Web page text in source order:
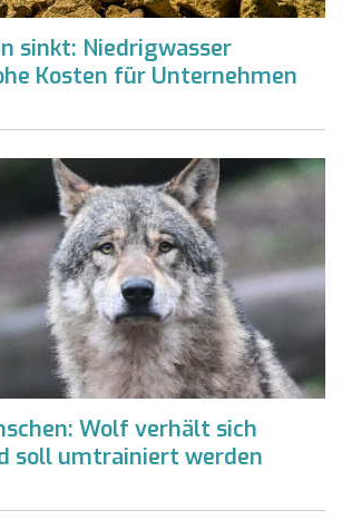
sinkt: Niedrigwasser
Kosten für Unternehmen
Wolf verhält sich
soll umtrainiert werden